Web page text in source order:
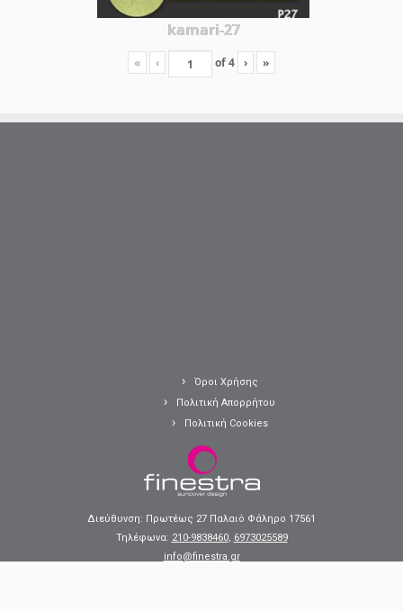
kamari-27
« ‹ of4 › »
Όροι Χρήσης
Πολιτική Απορρήτου
Πολιτική Cookies
Διεύθυνση: Πρωτέως 27 Παλαιό Φάληρο 17561
Τηλέφωνα: 210-9838460, 6973025589
info@finestra.gr